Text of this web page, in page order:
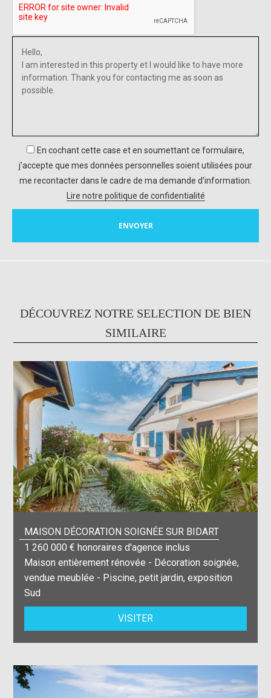
En cochant cette case et en soumettant ce formulaire,
j’accepte que mes données personnelles soient utilisées pour
me recontacter dans le cadre de ma demande d’information.
Lire notre politique de confidentialité
DÉCOUVREZ NOTRE SELECTION DE BIEN
SIMILAIRE
MAISON DÉCORATION SOIGNÉE SUR BIDART
1 260 000 € honoraires d'agence inclus
Maison entièrement rénovée - Décoration soignée,
vendue meublée - Piscine, petit jardin, exposition
Sud
VISITER